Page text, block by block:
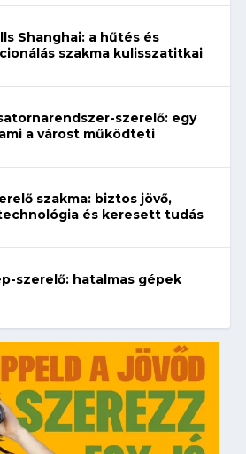
Shanghai: a hűtés és
szakma kulisszatitkai
szerelő: egy
a várost működteti
szakma: biztos jövő,
és keresett tudás
szerelő: hatalmas gépek